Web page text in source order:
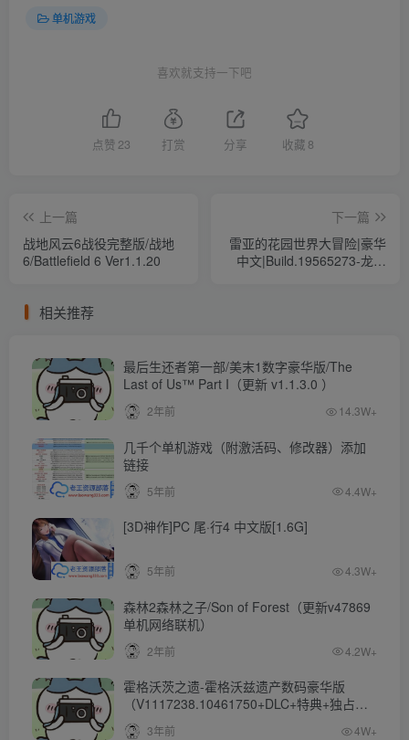
单机游戏
喜欢就支持一下吧
点赞 23 打赏 分享 收藏 8
上一篇
战地风云6战役完整版/战地
6/Battlefield 6 Ver1.1.20
下一篇
雷亚的花园世界大冒险|豪华
中文|Build.19565273-龙娘
相关推荐
最后生还者第一部/美末1数字豪华版/The
Last of Us™ Part I（更新 v1.1.3.0 ）
2年前 14.3W+
几千个单机游戏（附激活码、修改器）添加
链接
5年前 4.4W+
[3D神作]PC 尾·行4 中文版[1.6G]
5年前 4.3W+
森林2森林之子/Son of Forest（更新v47869
单机网络联机）
2年前 4.2W+
霍格沃茨之遗-霍格沃兹遗产数码豪华版
（V1117238.10461750+DLC+特典+独占内
容）
3年前 4W+